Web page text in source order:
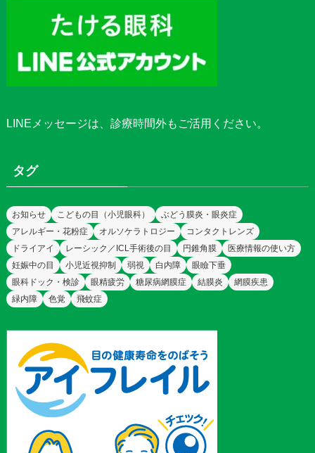
LINEメッセージは、診療時間外もご活用ください。
タグ
お知らせ こどもの目（小児眼科）
ぶどう膜炎・眼炎症
アレルギー・花粉症
オルソケラトロジー
コンタクトレンズ
ドライアイ
レーシック／ICL手術後の目 円錐角膜
医療情報の使い方
妊娠中の目
小児近視抑制 弱視 白内障
眼瞼下垂
眼科ドック・検診
眼精疲労 糖尿病網膜症 結膜炎
網膜疾患
緑内障
色覚 飛蚊症